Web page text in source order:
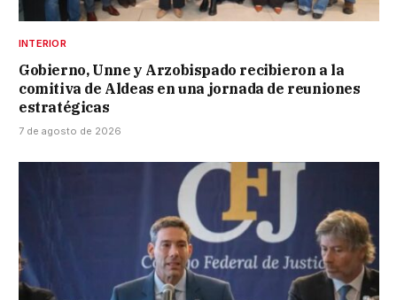
INTERIOR
Gobierno, Unne y Arzobispado recibieron a la
comitiva de Aldeas en una jornada de reuniones
estratégicas
7 de agosto de 2026